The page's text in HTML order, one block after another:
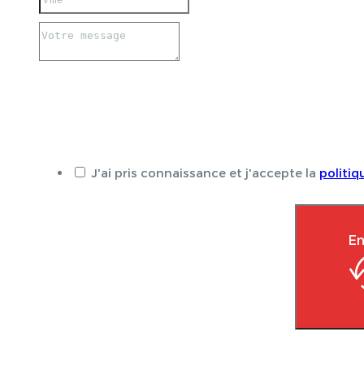
J'ai pris connaissance et j'accepte la